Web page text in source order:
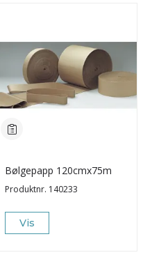
Bølgepapp 120cmx75m
Produktnr. 140233
Vis